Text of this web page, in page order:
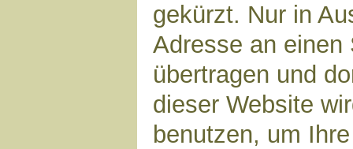
gekürzt. Nur in
Adresse an einen
übertragen und
dieser Website
benutzen, um